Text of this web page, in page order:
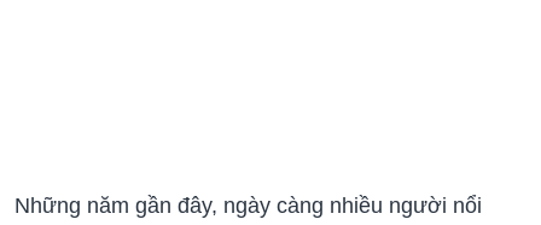
Những năm gần đây, ngày càng nhiều người nổi